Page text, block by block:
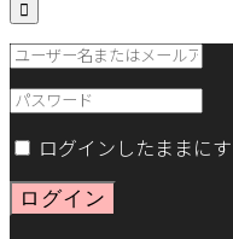

ログインしたままに
ログイン